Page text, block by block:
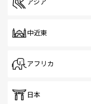
アジア
中近東
アフリカ
日本